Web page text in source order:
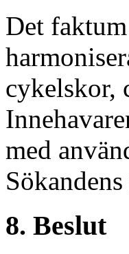
Det
cykelskor,
med
8. Beslut